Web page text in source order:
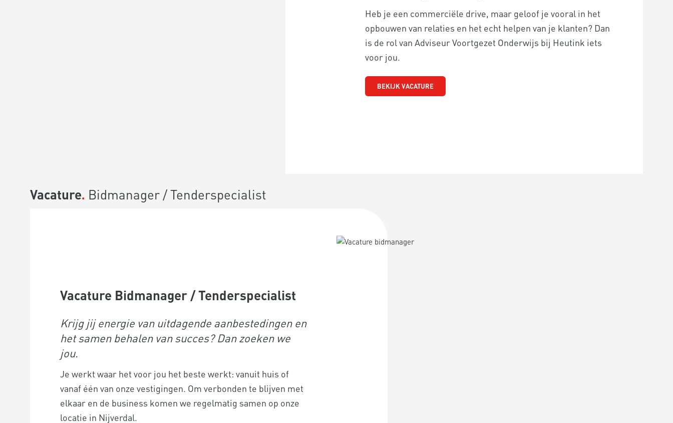
Heb je een commerciële drive, maar geloof je vooral in het
opbouwen van relaties en het echt helpen van je klanten? Dan
is de rol van Adviseur Voortgezet Onderwijs bij Heutink iets
voor jou.
BEKIJK VACATURE
Vacature Bidmanager / Tenderspecialist
Vacature Bidmanager / Tenderspecialist
Krijg jij energie van uitdagende aanbestedingen en
het samen behalen van succes? Dan zoeken we
jou.
Je werkt waar het voor jou het beste werkt: vanuit huis of
vanaf één van onze vestigingen. Om verbonden te blijven met
elkaar en de business komen we regelmatig samen op onze
locatie in Nijverdal.